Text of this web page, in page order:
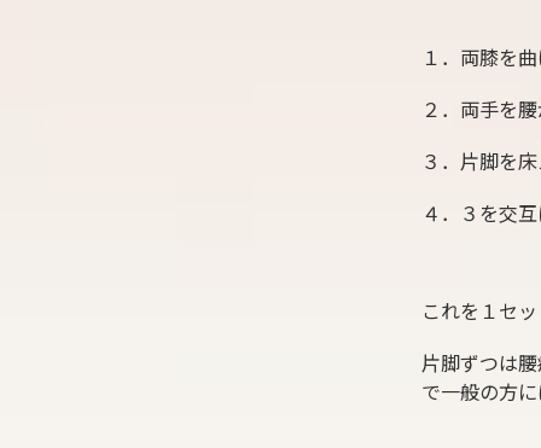
１．両膝を
２．両手を
３．片脚を
４．３を交
これを１セ
片脚ずつは
で一般の方